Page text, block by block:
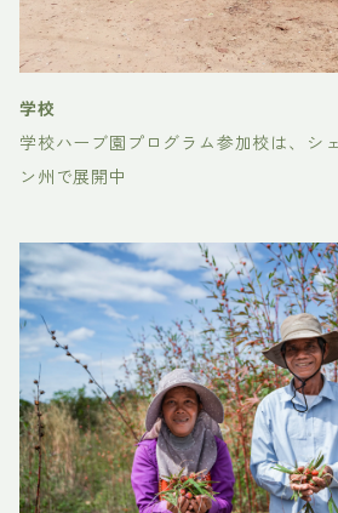
学校
学校ハーブ園プログラム参加校は、シ
ン州で展開中